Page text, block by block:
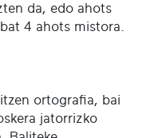
da, edo ahots
4 ahots mistora.
ortografia, bai
jatorrizko